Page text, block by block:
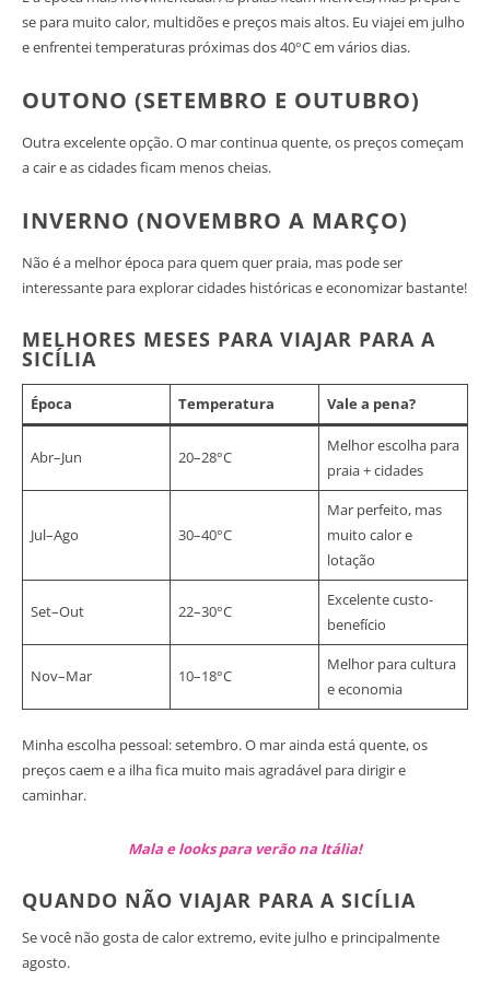
se para muito calor, multidões e preços mais altos. Eu viajei em julho
e enfrentei temperaturas próximas dos 40°C em vários dias.
OUTONO (SETEMBRO E OUTUBRO)
Outra excelente opção. O mar continua quente, os preços começam
a cair e as cidades ficam menos cheias.
INVERNO (NOVEMBRO A MARÇO)
Não é a melhor época para quem quer praia, mas pode ser
interessante para explorar cidades históricas e economizar bastante!
MELHORES MESES PARA VIAJAR PARA A
SICÍLIA
Época Temperatura Vale a pena?
Abr–Jun 20–28°C
Melhor escolha para
praia + cidades
Jul–Ago 30–40°C
Mar perfeito, mas
muito calor e
lotação
Set–Out 22–30°C
Excelente custo-
benefício
Nov–Mar 10–18°C
Melhor para cultura
e economia
Minha escolha pessoal: setembro. O mar ainda está quente, os
preços caem e a ilha fica muito mais agradável para dirigir e
caminhar.
Mala e looks para verão na Itália!
QUANDO NÃO VIAJAR PARA A SICÍLIA
Se você não gosta de calor extremo, evite julho e principalmente
agosto.